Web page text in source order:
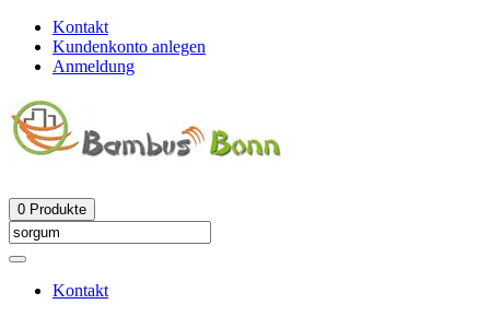
Kontakt
Kundenkonto anlegen
Anmeldung
0 Produkte
Kontakt